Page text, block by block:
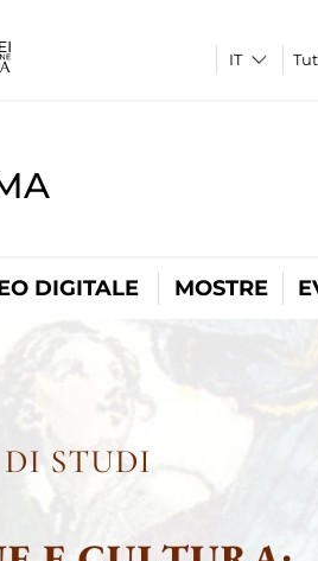
DIGITALE MOSTRE